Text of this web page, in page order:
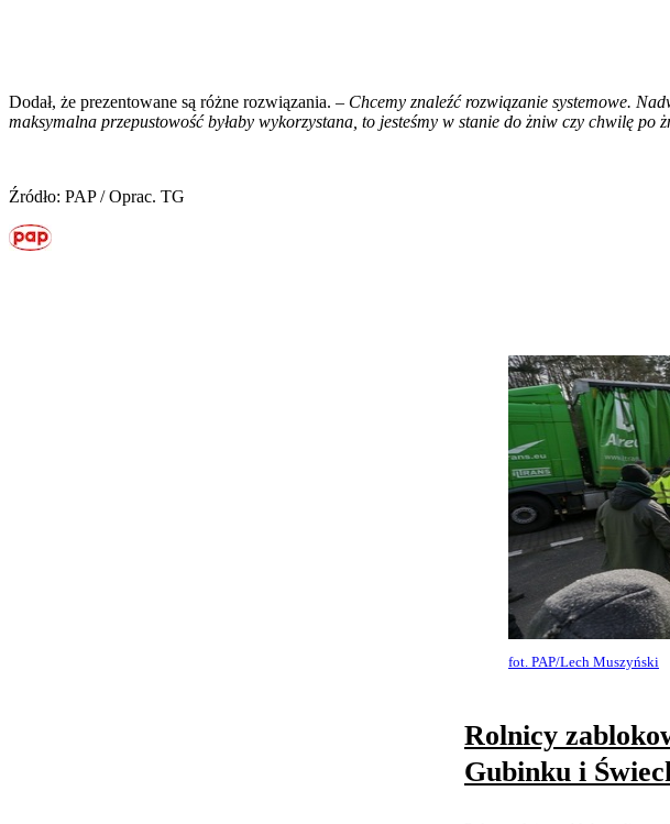
Dodał, że prezentowane są różne rozwiązania. – Chcemy znaleźć rozwiązanie systemowe.
maksymalna przepustowość byłaby wykorzystana, to jesteśmy w stanie do żniw czy chwilę
Źródło: PAP / Oprac. TG
fot. PAP/Lech Muszyński
Rolnicy
Gubinku i